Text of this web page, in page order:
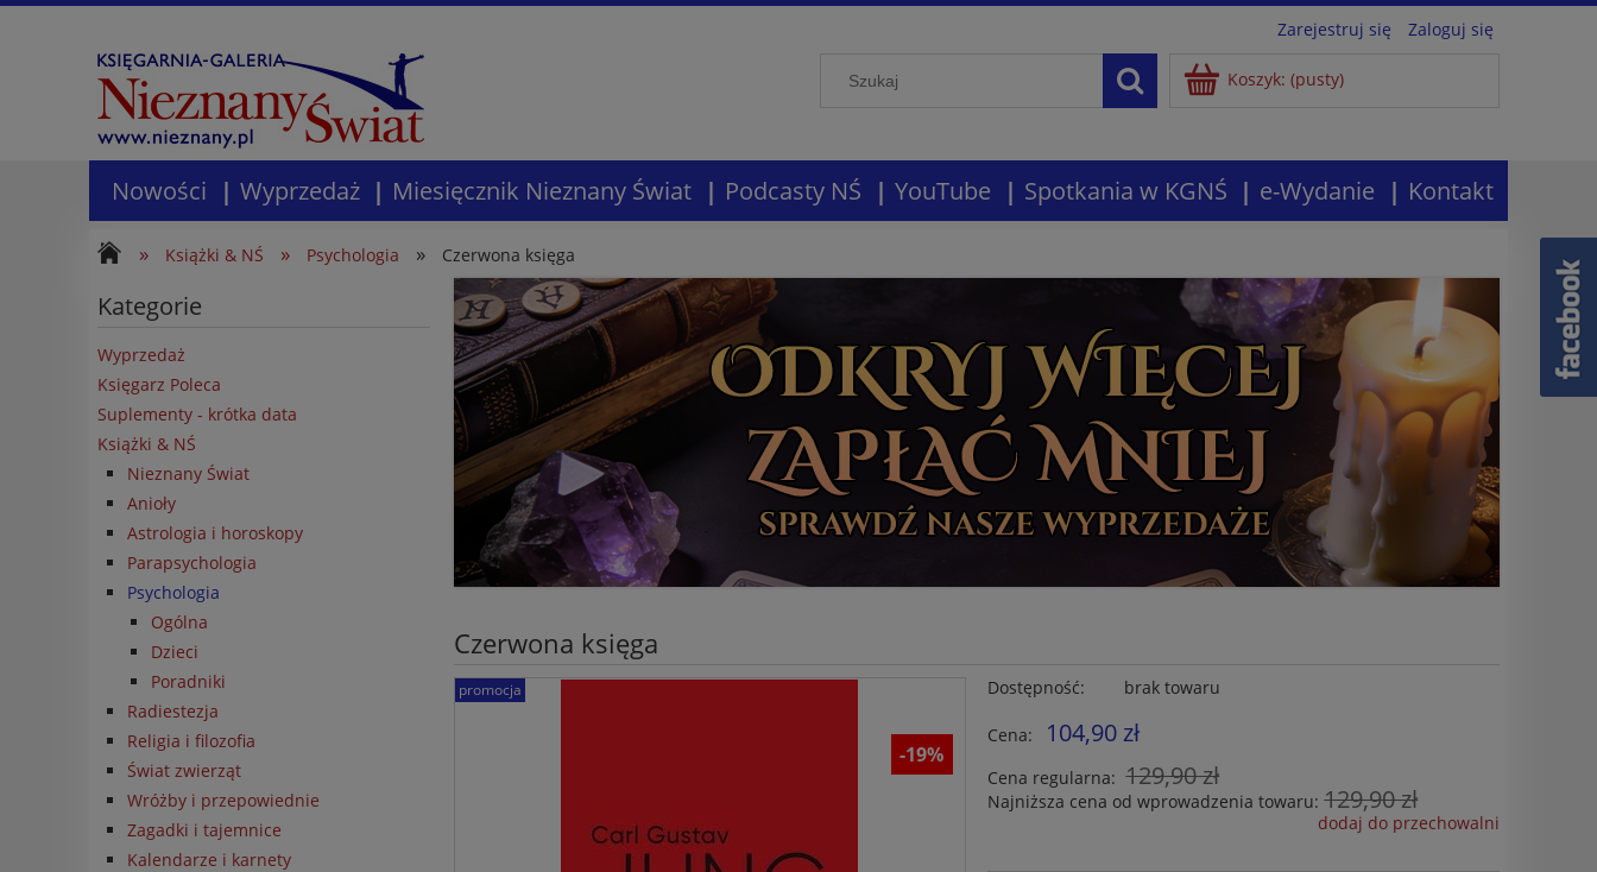
Zarejestruj się Zaloguj się
Koszyk: (pusty)
Nowości Wyprzedaż Miesięcznik Nieznany Świat Podcasty NŚ YouTube Spotkania w KGNŚ e-Wydanie Kontakt
» Książki & NŚ » Psychologia » Czerwona księga
Kategorie
Wyprzedaż
Księgarz Poleca
Suplementy - krótka data
Książki & NŚ
Nieznany Świat
Anioły
Astrologia i horoskopy
Parapsychologia
Psychologia
Ogólna
Dzieci
Poradniki
Radiestezja
Religia i filozofia
Świat zwierząt
Wróżby i przepowiednie
Zagadki i tajemnice
Kalendarze i karnety
Czerwona księga
promocja
-19%
Dostępność: brak towaru
Cena: 104,90 zł
Cena regularna: 129,90 zł
Najniższa cena od wprowadzenia towaru:129,90 zł
dodaj do przechowalni